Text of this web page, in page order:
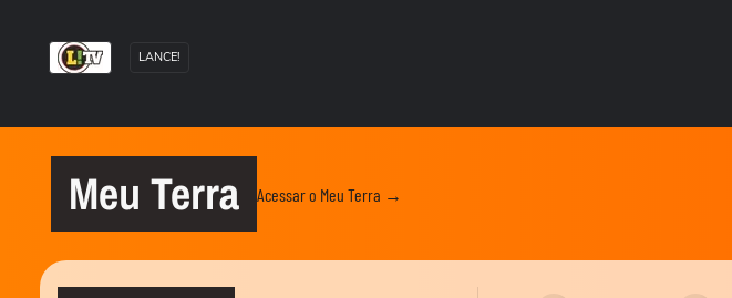
LANCE!
Meu Terra Acessar o Meu Terra →